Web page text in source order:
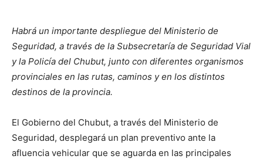
Habrá un importante despliegue del Ministerio de
Seguridad, a través de la Subsecretaría de Seguridad Vial
y la Policía del Chubut, junto con diferentes organismos
provinciales en las rutas, caminos y en los distintos
destinos de la provincia.
El Gobierno del Chubut, a través del Ministerio de
Seguridad, desplegará un plan preventivo ante la
afluencia vehicular que se aguarda en las principales